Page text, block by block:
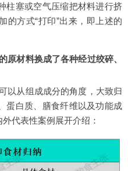
柱塞或空气压缩把材料进行挤
的方式“打印”出来，即上述的
原材料换成了各种经过绞碎、
以从组成成分的角度，大致归
蛋白质、膳食纤维以及功能成
代表性案例展开介绍：